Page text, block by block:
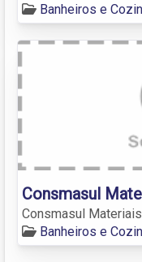
Banheiros e
Consmasul
Consmasul
Banheiros e